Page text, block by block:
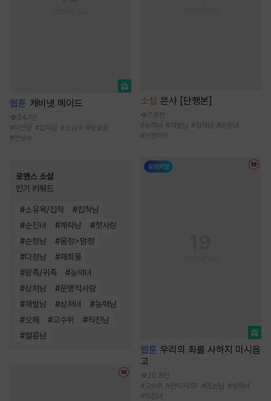
웹툰 캐비넷 메이드
34.1만
#미인공 #집착공 #소심수 #능글공
#연상수
로맨스 소설
인기 키워드
#소유욕/집착 #집착남
#순진녀 #계략남 #첫사랑
#순정남 #몸정>맘정
#다정남 #재회물
#왕족/귀족 #능력녀
#상처남 #운명적사랑
#재벌남 #상처녀 #능력남
#오해 #고수위 #직진남
#절륜남
소설 은사 [단행본]
7.8천
#능력남 #재벌남 #집착남 #순진녀
#신분차이
웹툰 우리의 죄를 사하지 마시옵
고
20.8만
#고수위 #판타지/SF #조신남 #상처녀
#직진녀